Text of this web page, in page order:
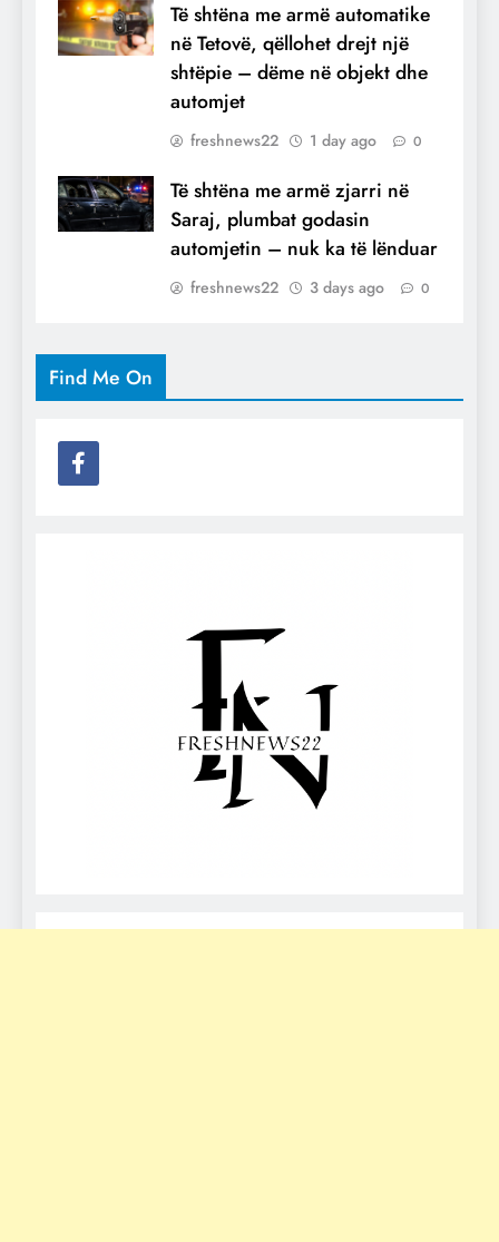
Të shtëna me armë automatike
në Tetovë, qëllohet drejt një
shtëpie – dëme në objekt dhe
automjet
freshnews22 1 day ago 0
Të shtëna me armë zjarri në
Saraj, plumbat godasin
automjetin – nuk ka të lënduar
freshnews22 3 days ago 0
Find Me On